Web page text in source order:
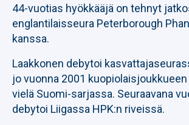
44-vuotias hyökkääjä on tehnyt
englantilaisseura Peterborough
kanssa.
Laakkonen debytoi
jo vuonna 2001
vielä Suomi-sarjassa. Seuraavana
debytoi Liigassa HPK:n riveissä.